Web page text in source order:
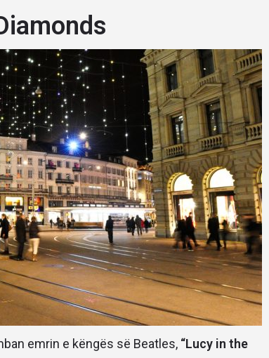
emrin e këngës së Beatles, “Lucy in the